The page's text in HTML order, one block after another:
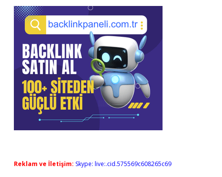
Reklam ve İletişim: Skype: live:.cid.575569c608265c69